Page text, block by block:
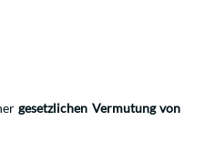
gesetzlichen Vermutung von